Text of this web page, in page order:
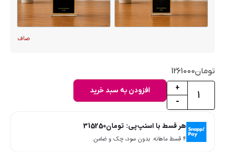
صاف
تومان1261000
-
+ افزودن به سبد خرید
هر قسط با اسنپ‌پی: تومان315250
۴ قسط ماهانه. بدون سود، چک و ضامن.